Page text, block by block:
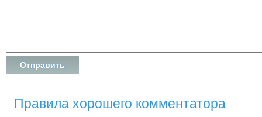
Правила хорошего комментатора